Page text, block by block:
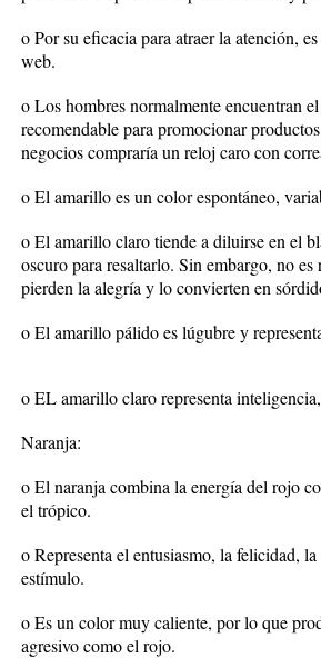
o Por su eficacia para atraer la atención,
web.
o Los hombres normalmente encuentran
recomendable para promocionar
negocios compraría un reloj caro con
o El amarillo es un color espontáneo,
o El amarillo claro tiende a diluirse en el
oscuro para resaltarlo. Sin embargo, no
pierden la alegría y lo convierten en
o El amarillo pálido es lúgubre y
o EL amarillo claro representa
Naranja:
o El naranja combina la energía del rojo
el trópico.
o Representa el entusiasmo, la felicidad,
estímulo.
o Es un color muy caliente, por lo que
agresivo como el rojo.